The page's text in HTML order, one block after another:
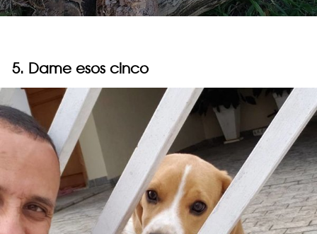
5. Dame esos cinco